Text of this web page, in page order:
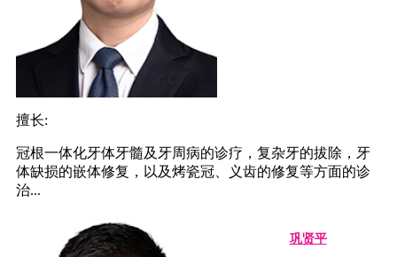
擅长:
冠根一体化牙体牙髓及牙周病的诊疗，复杂牙的拔除，牙
体缺损的嵌体修复，以及烤瓷冠、义齿的修复等方面的诊
治...
巩贤平